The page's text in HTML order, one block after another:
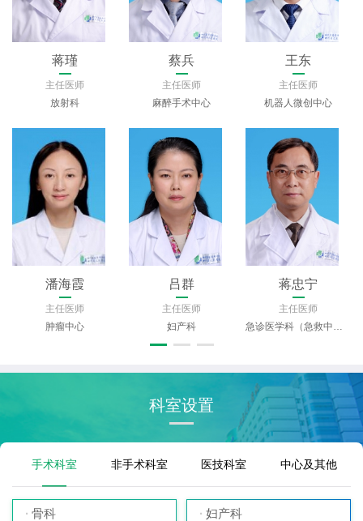
蒋瑾
主任医师
放射科
蔡兵
主任医师
麻醉手术中心
王东
主任医师
机器人微创中心
潘海霞
主任医师
肿瘤中心
吕群
主任医师
妇产科
蒋忠宁
主任医师
急诊医学科（急救中心）
科室设置
手术科室 非手术科室 医技科室 中心及其他
骨科 妇产科